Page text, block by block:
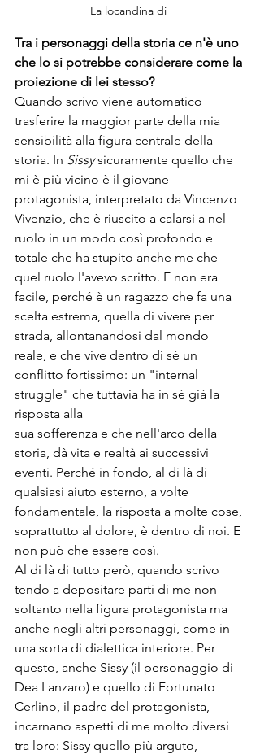
La locandina di
Tra i personaggi della storia ce n'è uno
che lo si potrebbe considerare come la
proiezione di lei stesso?
Quando scrivo viene automatico
trasferire la maggior parte della mia
sensibilità alla figura centrale della
storia. In Sissy sicuramente quello che
mi è più vicino è il giovane
protagonista, interpretato da Vincenzo
Vivenzio, che è riuscito a calarsi a nel
ruolo in un modo così profondo e
totale che ha stupito anche me che
quel ruolo l'avevo scritto. E non era
facile, perché è un ragazzo che fa una
scelta estrema, quella di vivere per
strada, allontanandosi dal mondo
reale, e che vive dentro di sé un
conflitto fortissimo: un "internal
struggle" che tuttavia ha in sé già la
risposta alla
sua sofferenza e che nell'arco della
storia, dà vita e realtà ai successivi
eventi. Perché in fondo, al di là di
qualsiasi aiuto esterno, a volte
fondamentale, la risposta a molte cose,
soprattutto al dolore, è dentro di noi. E
non può che essere così.
Al di là di tutto però, quando scrivo
tendo a depositare parti di me non
soltanto nella figura protagonista ma
anche negli altri personaggi, come in
una sorta di dialettica interiore. Per
questo, anche Sissy (il personaggio di
Dea Lanzaro) e quello di Fortunato
Cerlino, il padre del protagonista,
incarnano aspetti di me molto diversi
tra loro: Sissy quello più arguto,